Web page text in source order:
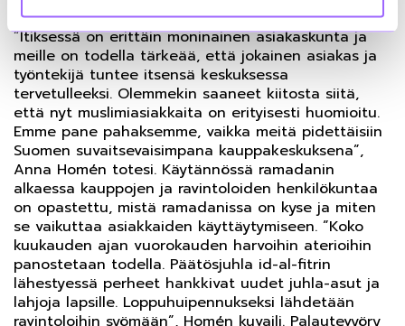
”Itiksessä on erittäin moninainen asiakaskunta ja
meille on todella tärkeää, että jokainen asiakas ja
työntekijä tuntee itsensä keskuksessa
tervetulleeksi. Olemmekin saaneet kiitosta siitä,
että nyt muslimiasiakkaita on erityisesti huomioitu.
Emme pane pahaksemme, vaikka meitä pidettäisiin
Suomen suvaitsevaisimpana kauppakeskuksena”,
Anna Homén totesi. Käytännössä ramadanin
alkaessa kauppojen ja ravintoloiden henkilökuntaa
on opastettu, mistä ramadanissa on kyse ja miten
se vaikuttaa asiakkaiden käyttäytymiseen. ”Koko
kuukauden ajan vuorokauden harvoihin aterioihin
panostetaan todella. Päätösjuhla id-al-fitrin
lähestyessä perheet hankkivat uudet juhla-asut ja
lahjoja lapsille. Loppuhuipennukseksi lähdetään
ravintoloihin syömään”, Homén kuvaili. Palautevyöry